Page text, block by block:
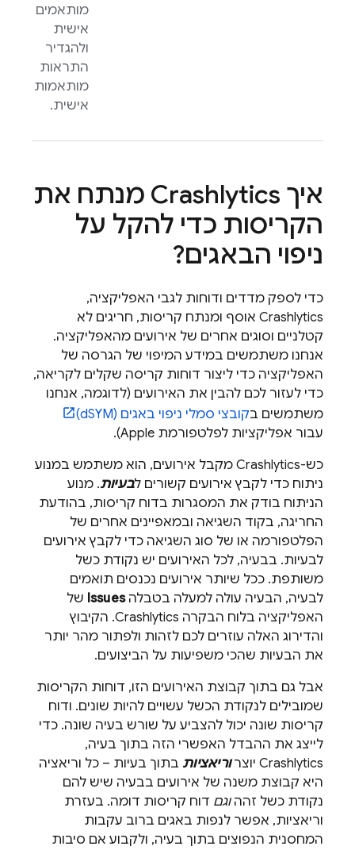
מותאמים
אישית
ולהגדיר
התראות
מותאמות
אישית.
איך Crashlytics מנתח את
הקריסות כדי להקל על
ניפוי הבאגים?
כדי לספק מדדים ודוחות לגבי האפליקציה,
Crashlytics אוסף ומנתח קריסות, חריגים לא
קטלניים וסוגים אחרים של אירועים מהאפליקציה.
אנחנו משתמשים במידע המיפוי של הגרסה של
האפליקציה כדי ליצור דוחות קריסה שקלים לקריאה,
כדי לעזור לכם להבין את האירועים (לדוגמה, אנחנו
משתמשים בקובצי סמלי ניפוי באגים (dSYM)
עבור אפליקציות לפלטפורמת Apple).
כש-Crashlytics מקבל אירועים, הוא משתמש במנוע
ניתוח כדי לקבץ אירועים קשורים לבעיות. מנוע
הניתוח בודק את המסגרות בדוח קריסות, בהודעת
החריגה, בקוד השגיאה ובמאפיינים אחרים של
הפלטפורמה או של סוג השגיאה כדי לקבץ אירועים
לבעיות. בבעיה, לכל האירועים יש נקודת כשל
משותפת. ככל שיותר אירועים נכנסים תואמים
לבעיה, הבעיה עולה למעלה בטבלהIssues של
האפליקציה בלוח הבקרה Crashlytics. הקיבוץ
והדירוג האלה עוזרים לכם לזהות ולפתור מהר יותר
את הבעיות שהכי משפיעות על הביצועים.
אבל גם בתוך קבוצת האירועים הזו, דוחות הקריסות
שמובילים לנקודת הכשל עשויים להיות שונים. ודוח
קריסות שונה יכול להצביע על שורש בעיה שונה. כדי
לייצג את ההבדל האפשרי הזה בתוך בעיה,
Crashlytics יוצרוריאציות בתוך בעיות – כל וריאציה
היא קבוצת משנה של אירועים בבעיה שיש להם
נקודת כשל זההוגם דוח קריסות דומה. בעזרת
וריאציות, אפשר לנפות באגים ברוב עקבות
המחסנית הנפוצים בתוך בעיה, ולקבוע אם סיבות